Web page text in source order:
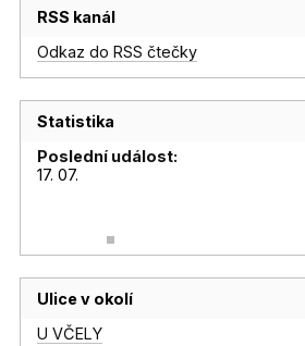
RSS kanál
Odkaz do RSS čtečky
Statistika
Poslední událost:
17. 07.
Ulice v okolí
U VČELY